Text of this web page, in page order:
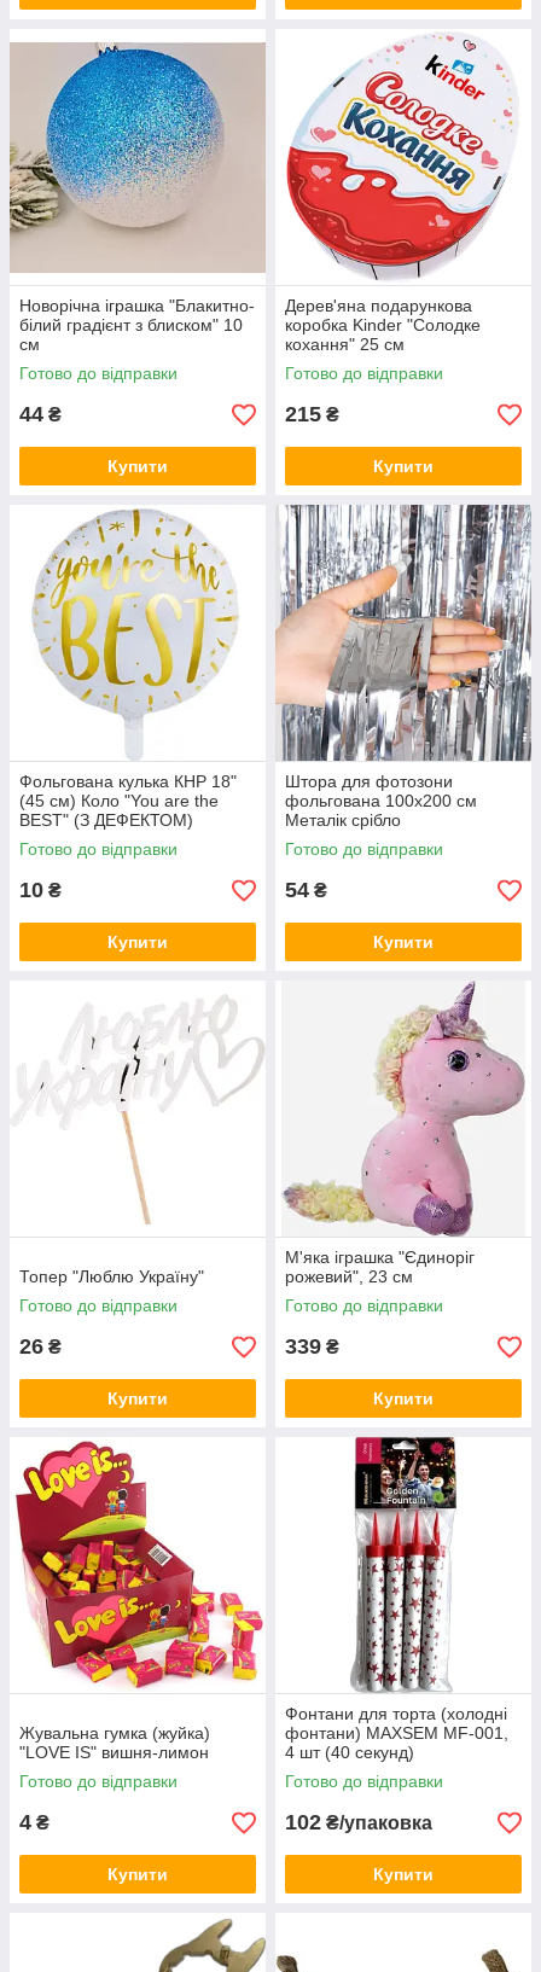
Новорічна іграшка "Блакитно-
білий градієнт з блиском" 10
см
Готово до відправки
44 ₴
Купити
Дерев'яна подарункова
коробка Kinder "Солодке
кохання" 25 см
Готово до відправки
215 ₴
Купити
Фольгована кулька КНР 18"
(45 см) Коло "You are the
BEST" (З ДЕФЕКТОМ)
Готово до відправки
10 ₴
Купити
Штора для фотозони
фольгована 100х200 см
Металік срібло
Готово до відправки
54 ₴
Купити
Топер "Люблю Україну"
Готово до відправки
26 ₴
Купити
М'яка іграшка "Єдиноріг
рожевий", 23 см
Готово до відправки
339 ₴
Купити
Жувальна гумка (жуйка)
"LOVE IS" вишня-лимон
Готово до відправки
4 ₴
Купити
Фонтани для торта (холодні
фонтани) MAXSEM MF-001,
4 шт (40 секунд)
Готово до відправки
102 ₴/упаковка
Купити